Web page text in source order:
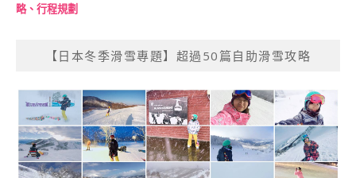
略、行程規劃
【日本冬季滑雪專題】超過50篇自助滑雪攻略